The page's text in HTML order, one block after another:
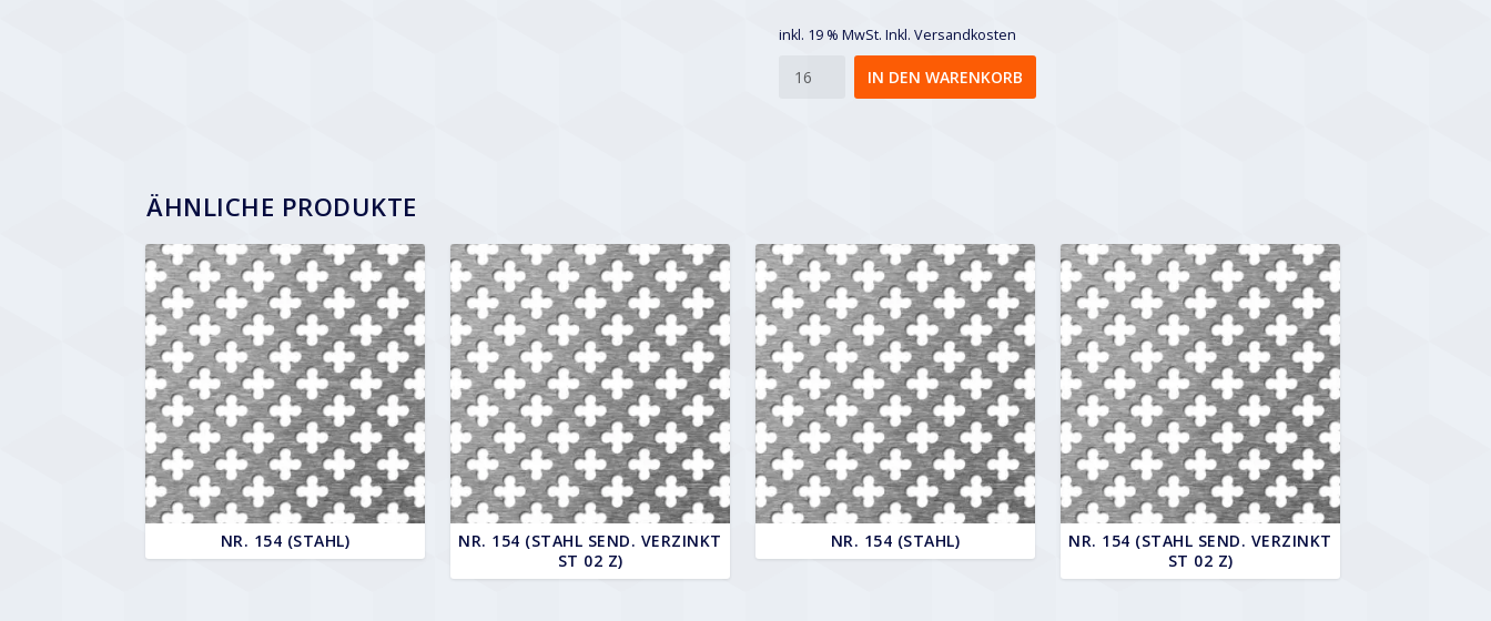
inkl. 19 % MwSt. Inkl. Versandkosten
Nr.
IN DEN WARENKORB
ÄHNLICHE PRODUKTE
NR. 154 (STAHL)
NR. 154 (STAHL SEND. VERZINKT
ST 02 Z)
NR. 154 (STAHL)
NR. 154 (STAHL SEND. VERZINKT
ST 02 Z)